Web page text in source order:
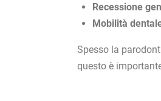
Recessione
Mobilità
Spesso la
questo è